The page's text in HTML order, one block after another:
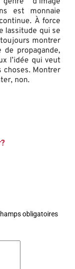
est monnaie
À force
lassitude qui se
montrer
de propagande,
l’idée qui veut
Montrer
non.
obligatoires